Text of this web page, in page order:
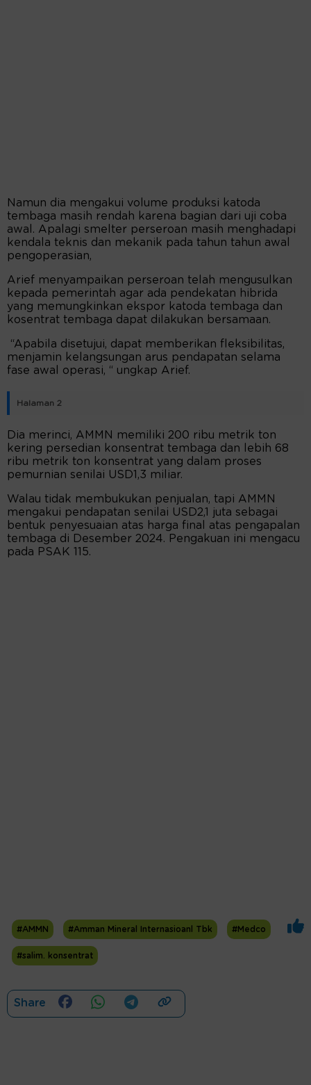
Namun dia mengakui volume produksi katoda
tembaga masih rendah karena bagian dari uji coba
awal. Apalagi smelter perseroan masih menghadapi
kendala teknis dan mekanik pada tahun tahun awal
pengoperasian,
Arief menyampaikan perseroan telah mengusulkan
kepada pemerintah agar ada pendekatan hibrida
yang memungkinkan ekspor katoda tembaga dan
kosentrat tembaga dapat dilakukan bersamaan.
“Apabila disetujui, dapat memberikan fleksibilitas,
menjamin kelangsungan arus pendapatan selama
fase awal operasi, “ ungkap Arief.
Halaman 2
Dia merinci, AMMN memiliki 200 ribu metrik ton
kering persedian konsentrat tembaga dan lebih 68
ribu metrik ton konsentrat yang dalam proses
pemurnian senilai USD1,3 miliar.
Walau tidak membukukan penjualan, tapi AMMN
mengakui pendapatan senilai USD2,1 juta sebagai
bentuk penyesuaian atas harga final atas pengapalan
tembaga di Desember 2024. Pengakuan ini mengacu
pada PSAK 115.
#AMMN #Amman Mineral Internasioanl Tbk #Medco
#salim. konsentrat
Share